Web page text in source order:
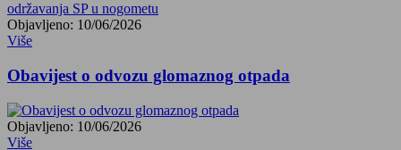
Objavljeno: 10/06/2026
Više
Obavijest o odvozu glomaznog otpada
Objavljeno: 10/06/2026
Više